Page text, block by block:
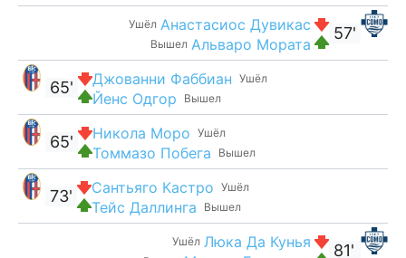
57'
Ушёл Анастасиос Дувикас
Вышел Альваро Мората
Ушёл
Джованни Фаббиан
Вышел
Йенс Одгор
65'
Ушёл
Никола Моро
Вышел
Томмазо Побега
65'
Ушёл
Сантьяго Кастро
Вышел
Тейс Даллинга
73'
81'
Ушёл Люка Да Кунья